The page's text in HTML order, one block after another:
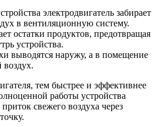
электродвигатель забирает
в вентиляционную систему.
остатки продуктов, предотвращая
устройства.
выводятся наружу, а в помещение
воздух.
тем быстрее и эффективнее
работы устройства
свежего воздуха через